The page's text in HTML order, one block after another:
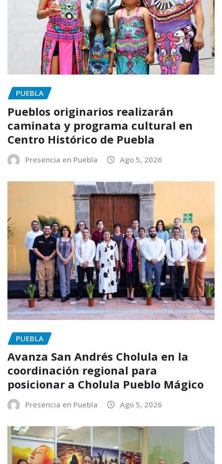
PUEBLA
Pueblos originarios realizarán
caminata y programa cultural en
Centro Histórico de Puebla
Presencia en Puebla Ago 5, 2026
PUEBLA
Avanza San Andrés Cholula en la
coordinación regional para
posicionar a Cholula Pueblo Mágico
Presencia en Puebla Ago 5, 2026